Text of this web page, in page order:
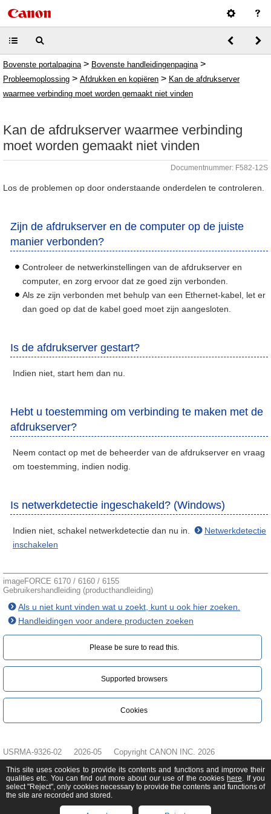
Bovenste portalpagina > Bovenste handleidingenpagina >
Probleemoplossing > Afdrukken en kopiëren > Kan de afdrukserver
waarmee verbinding moet worden gemaakt niet vinden
Kan de afdrukserver waarmee verbinding
moet worden gemaakt niet vinden
Documentnummer: F582-12S
Los de problemen op door onderstaande onderdelen te controleren.
Zijn de afdrukserver en de computer op de juiste
manier verbonden?
Controleer de netwerkinstellingen van de afdrukserver en
computer, en zorg ervoor dat ze goed zijn verbonden.
Als ze zijn verbonden met behulp van een Ethernet-kabel, let er
dan goed op dat de kabel goed moet zijn aangesloten.
Is de afdrukserver gestart?
Indien niet, start hem dan nu.
Hebt u toestemming om verbinding te maken met de
afdrukserver?
Neem contact op met de beheerder van de afdrukserver en vraag
om toestemming, indien nodig.
Is netwerkdetectie ingeschakeld? (Windows)
Indien niet, schakel netwerkdetectie dan nu in.
Netwerkdetectie
inschakelen
imageFORCE 6170 / 6160 / 6155
Gebruikershandleiding (producthandleiding)
Als u niet kunt vinden wat u zoekt, kunt u ook hier zoeken.
Handleidingen voor andere producten zoeken
Please be sure to read this.‎
Supported browsers
Cookies
USRMA-9326-02 2026-05 Copyright CANON INC. 2026
This site uses cookies to provide its contents and functions and improve their
qualities etc. You can find out more about our use of the cookies here. If you
select "Reject", only cookies necessary to provide the contents and functions of
the site are recorded and stored.